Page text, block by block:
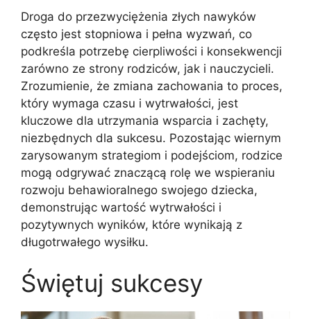
Droga do przezwyciężenia złych nawyków
często jest stopniowa i pełna wyzwań, co
podkreśla potrzebę cierpliwości i konsekwencji
zarówno ze strony rodziców, jak i nauczycieli.
Zrozumienie, że zmiana zachowania to proces,
który wymaga czasu i wytrwałości, jest
kluczowe dla utrzymania wsparcia i zachęty,
niezbędnych dla sukcesu. Pozostając wiernym
zarysowanym strategiom i podejściom, rodzice
mogą odgrywać znaczącą rolę we wspieraniu
rozwoju behawioralnego swojego dziecka,
demonstrując wartość wytrwałości i
pozytywnych wyników, które wynikają z
długotrwałego wysiłku.
Świętuj sukcesy